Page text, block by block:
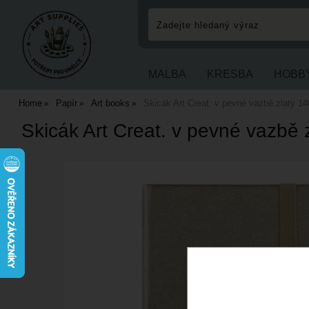
MALBA KRESBA
Home Papír Art books Skicák Art Creat. v pevné vazbě zlatý
Skicák Art Creat. v pevné